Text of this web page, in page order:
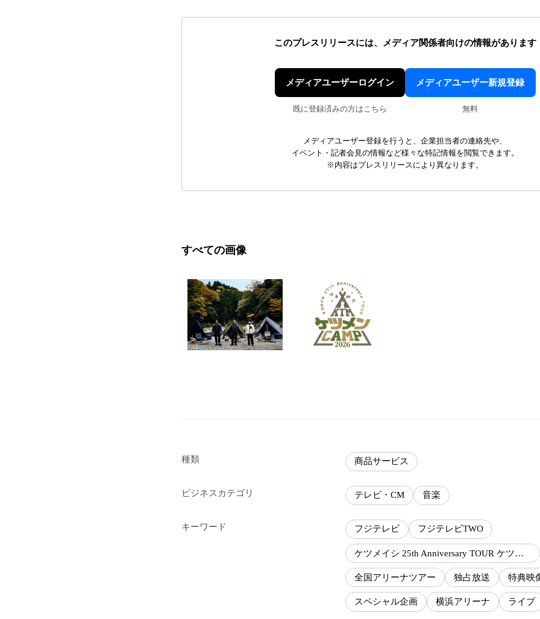
このプレスリリースには、 メディア関係者向けの情報があります
メディアユーザーログイン
既に登録済みの方はこちら
メディアユーザー新規登録
無料
メディアユーザー登録を行うと、企業担当者の連絡先や、
イベント・記者会見の情報など様々な特記情報を閲覧できます。
※内容はプレスリリースにより異なります。
すべての画像
種類 商品サービス
ビジネスカテゴリ テレビ・CM 音楽
キーワード フジテレビ フジテレビTWO
ケツメイシ 25th Anniversary TOUR ケツメンCAMP 2026
全国アリーナツアー 独占放送 特典映
スペシャル企画 横浜アリーナ ライブ